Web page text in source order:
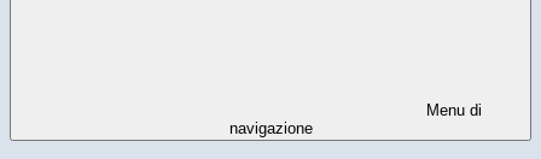
Menu di
navigazione